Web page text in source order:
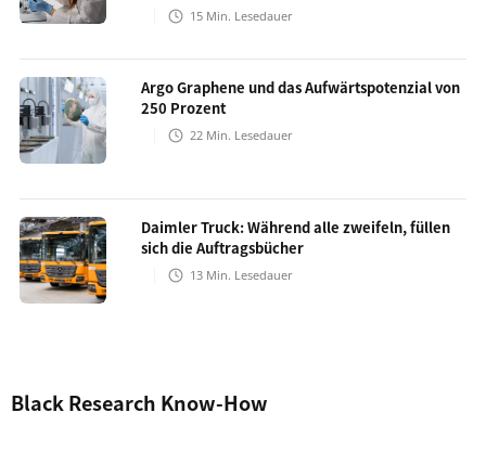
15 Min. Lesedauer
Argo Graphene und das Aufwärtspotenzial von
250 Prozent
22 Min. Lesedauer
Daimler Truck: Während alle zweifeln, füllen
sich die Auftragsbücher
13 Min. Lesedauer
Black Research Know-How